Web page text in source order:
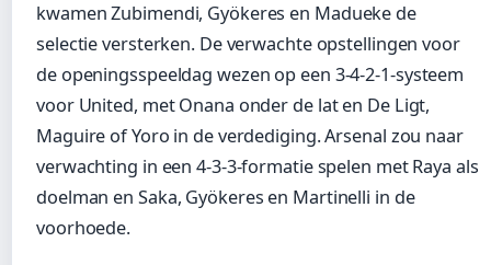
kwamen Zubimendi, Gyökeres en Madueke de
selectie versterken. De verwachte opstellingen voor
de openingsspeeldag wezen op een 3-4-2-1-systeem
voor United, met Onana onder de lat en De Ligt,
Maguire of Yoro in de verdediging. Arsenal zou naar
verwachting in een 4-3-3-formatie spelen met Raya als
doelman en Saka, Gyökeres en Martinelli in de
voorhoede.